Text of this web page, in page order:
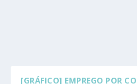
[GRÁFICO] EMPREGO POR